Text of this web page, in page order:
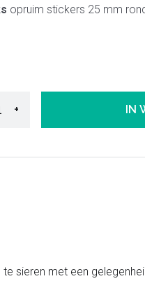
opruim stickers 25 mm
+ IN
sieren met een